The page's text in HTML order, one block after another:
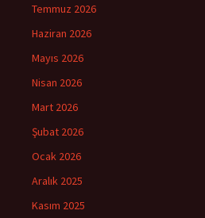
Temmuz 2026
Haziran 2026
Mayıs 2026
Nisan 2026
Mart 2026
Şubat 2026
Ocak 2026
Aralık 2025
Kasım 2025